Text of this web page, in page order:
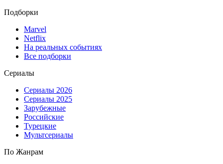
Подборки
Marvel
Netflix
На реальных событиях
Все подборки
Сериалы
Сериалы 2026
Сериалы 2025
Зарубежные
Российские
Турецкие
Мультсериалы
По Жанрам